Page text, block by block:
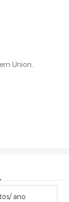
Union,
ano